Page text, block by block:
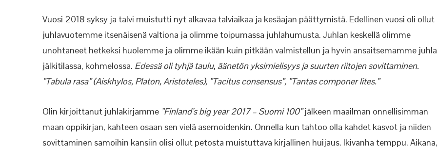
Vuosi 2018 syksy ja talvi muistutti nyt alkavaa talviaikaa ja kesäajan päättymistä. Edellinen vuosi oli ollut
juhlavuotemme itsenäisenä valtiona ja olimme toipumassa juhlahumusta. Juhlan keskellä olimme
unohtaneet hetkeksi huolemme ja olimme ikään kuin pitkään valmistellun ja hyvin ansaitsemamme
jälkitilassa, kohmelossa. Edessä oli tyhjä taulu, äänetön yksimielisyys ja suurten riitojen sovittaminen.
”Tabula rasa” (Aiskhylos, Platon, Aristoteles), ”Tacitus consensus”, ”Tantas componer lites.”
Olin kirjoittanut juhlakirjamme ”Finland’s big year 2017 – Suomi 100”jälkeen maailman onnellisimman
maan oppikirjan, kahteen osaan sen vielä asemoidenkin. Onnella kun tahtoo olla kahdet kasvot ja niiden
sovittaminen samoihin kansiin olisi ollut petosta muistuttava kirjallinen huijaus. Ikivanha temppu. Aikana,